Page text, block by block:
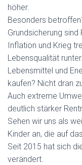
höher.
Besonders
Grundsicherung sind
Inflation und Krieg
Lebensqualität runter.
Lebensmittel und
kaufen? Nicht dran
Auch extreme
deutlich stärker
Sehen wir uns als
Kinder an, die auf
Seit 2015 hat sich
verändert.